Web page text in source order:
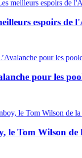
espoirs de
pour les
le Tom Wilson de